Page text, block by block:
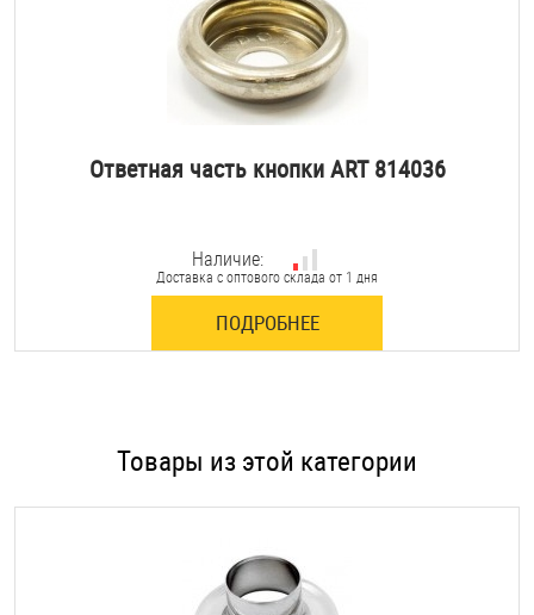
Ответная часть кнопки ART 814036
Наличие:
Доставка с оптового склада от 1 дня
ПОДРОБНЕЕ
Товары из этой категории